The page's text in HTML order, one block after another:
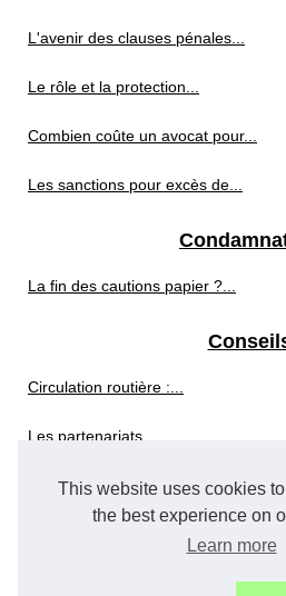
This website uses cookies
the best experience on
Learn more
L'avenir des clauses pénales...
Le rôle et la protection...
Combien coûte un avocat pour...
Les sanctions pour excès de...
La fin des cautions papier ?...
Circulation routière :...
Les partenariats...
Droit
Start-ups et législation :...
Les grands principes du droit...